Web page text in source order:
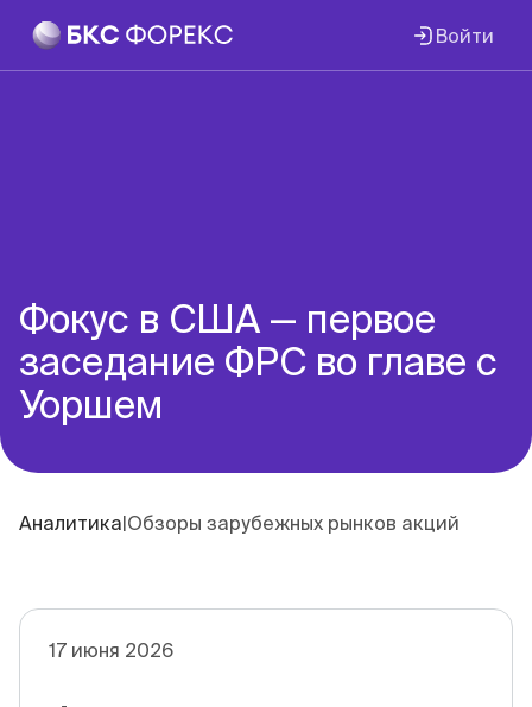
Войти
Фокус в США — первое
заседание ФРС во главе с
Уоршем
Аналитика|Обзоры зарубежных рынков акций
17 июня 2026